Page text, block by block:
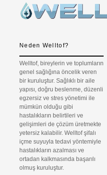
Neden Welltof?
Welltof, bireylerin ve toplumların
genel sağlığına öncelik veren
bir kuruluştur. Sağlıklı bir aile
yapısı, doğru beslenme, düzenli
egzersiz ve stres yönetimi ile
mümkün olduğu gibi
hastalıkların belirtileri ve
gelişimleri de çözüm üretmekte
yetersiz kalabilir. Welltof şifalı
içme suyuyla tedavi yöntemiyle
hastalıkların azalması ve
ortadan kalkmasında başarılı
olmuş kuruluştur.